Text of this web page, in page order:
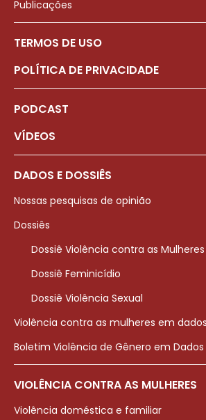
Publicações
TERMOS DE USO
POLÍTICA DE PRIVACIDADE
PODCAST
VÍDEOS
DADOS E DOSSIÊS
Nossas pesquisas de opinião
Dossiês
Dossiê Violência contra as Mulheres
Dossiê Feminicídio
Dossiê Violência Sexual
Violência contra as mulheres em dados
Boletim Violência de Gênero em Dados
VIOLÊNCIA CONTRA AS MULHERES
Violência doméstica e familiar